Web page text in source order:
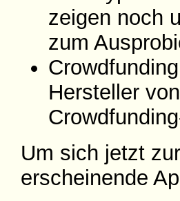
zeigen noch
zum
Hersteller
Um sich jetzt
erscheinende